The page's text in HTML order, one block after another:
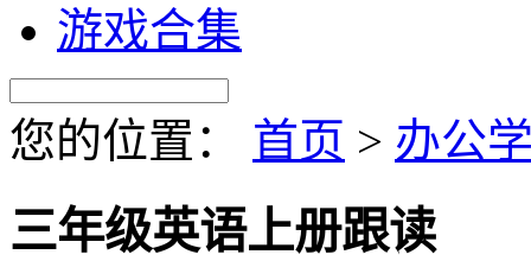
游戏合集
您的位置： 首页 > 办公
三年级英语上册跟读